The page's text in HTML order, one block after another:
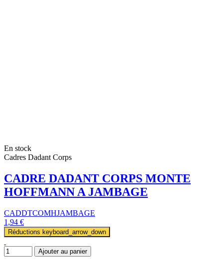
En stock
Cadres Dadant Corps
CADRE DADANT CORPS MONTE
HOFFMANN A JAMBAGE
CADDTCOMHJAMBAGE
1,94 €
Réductions keyboard_arrow_down
Ajouter au panier